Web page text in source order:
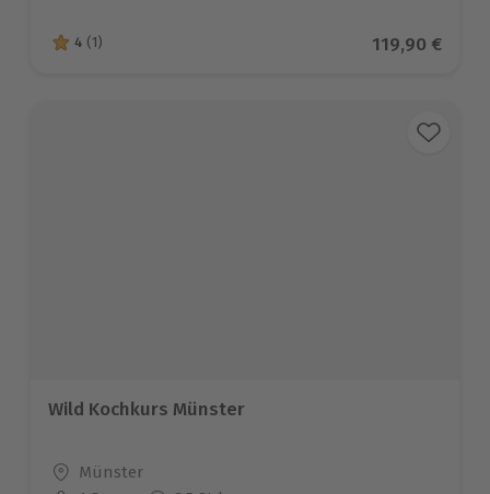
4 von 5 Sternen basierend auf 1 Bewertungen
4 (1) Aktueller
119,90 €
Wild Kochkurs Münster
Standort
Münster